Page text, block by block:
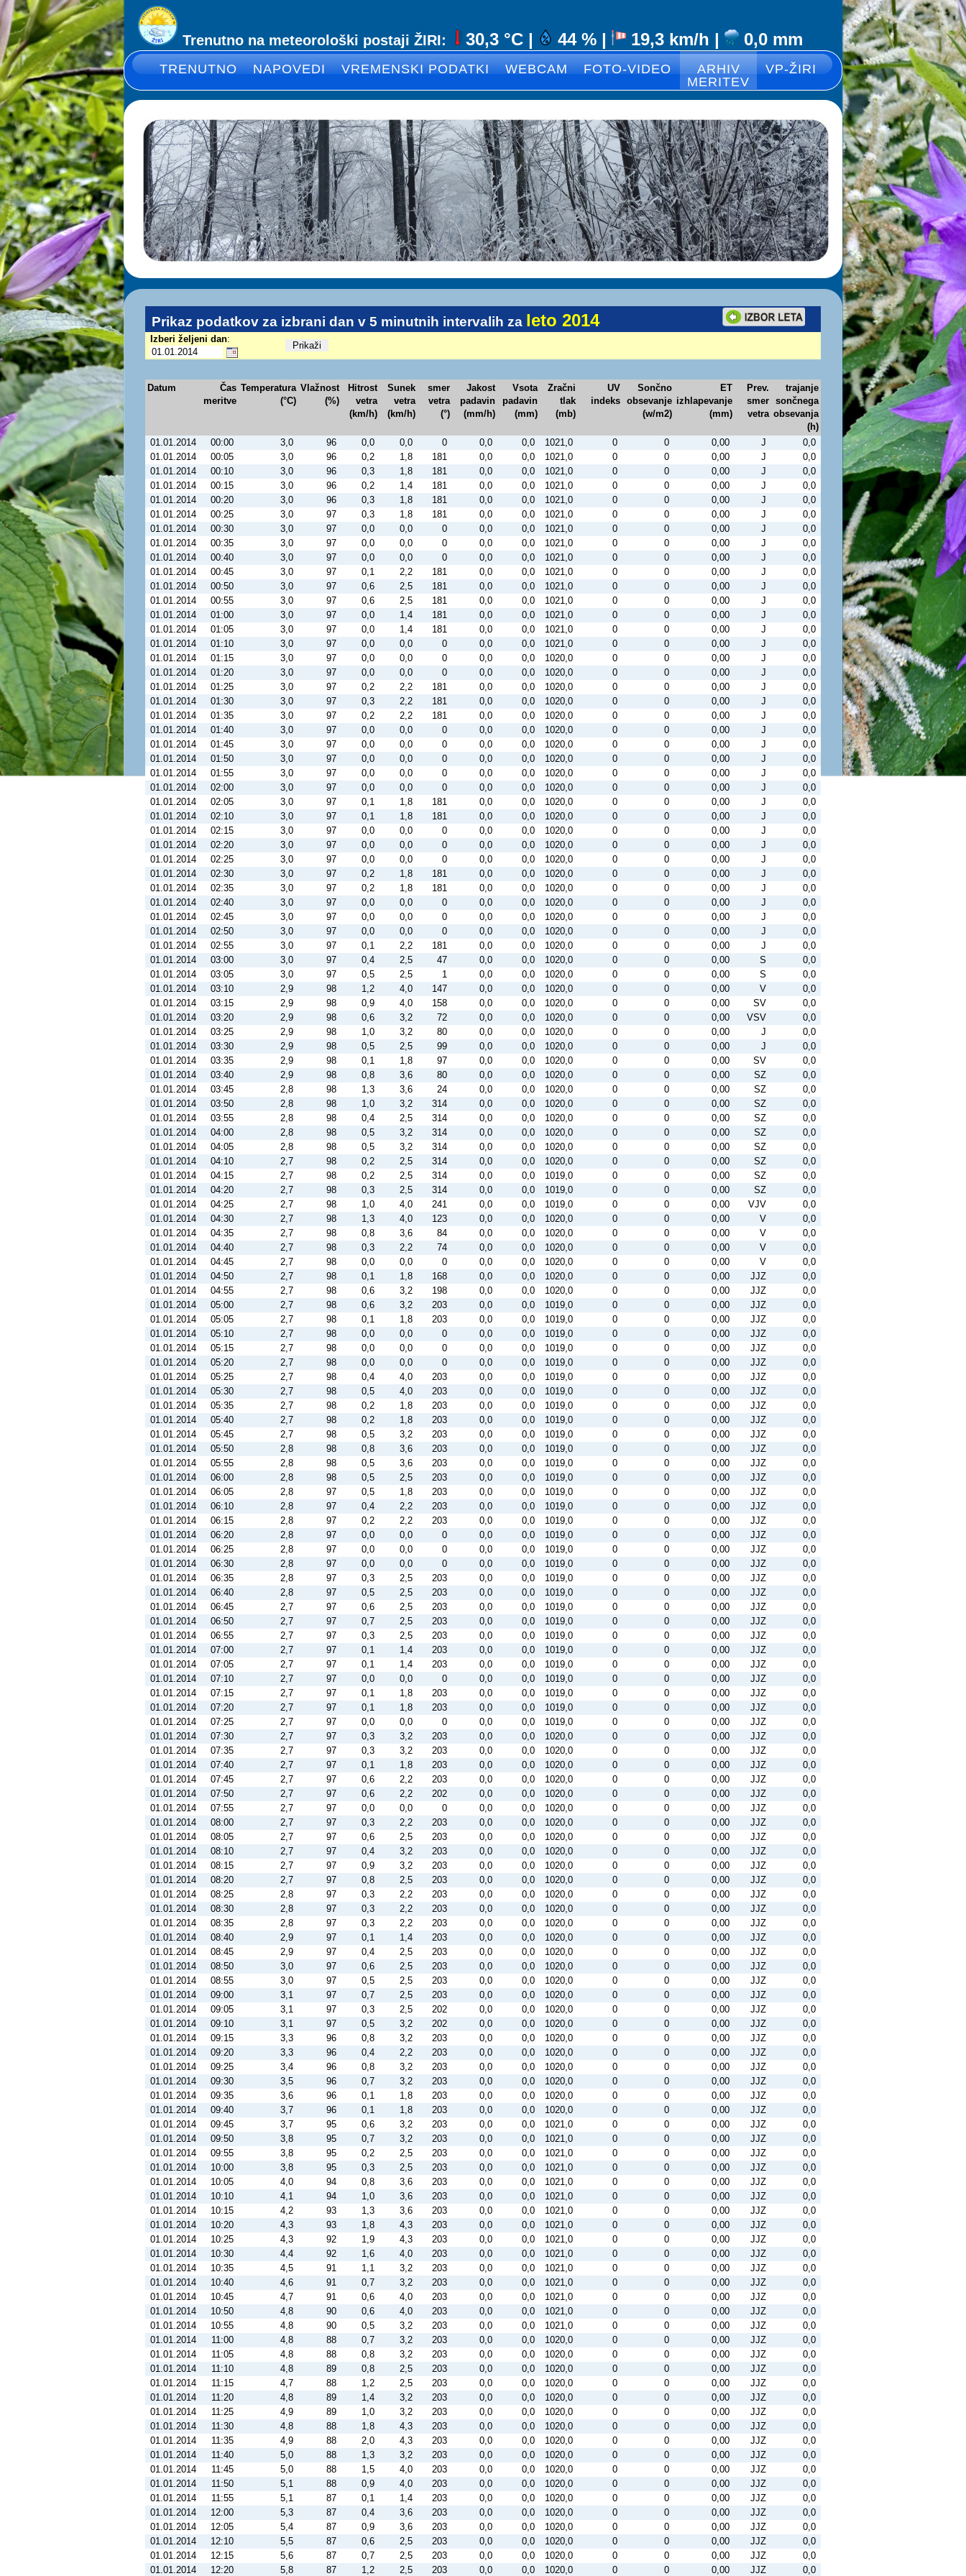
Trenutno na meteorološki postaji ŽIRI: 30,3 °C | 44 % | 19,3 km/h | 0,0 mm
TRENUTNO NAPOVEDI VREMENSKI PODATKI WEBCAM FOTO-VIDEO
ARHIV
MERITEV
VP-ŽIRI
Prikaz podatkov za izbrani dan v5 minutnih intervalih za leto 2014... ... .........................-
Izberi željeni dan:
Datum
Čas
meritve
Temperatura
(°C)
Vlažnost
(%)
Hitrost
vetra
(km/h)
Sunek
vetra
(km/h)
smer
vetra
(°)
Jakost
padavin
(mm/h)
Vsota
padavin
(mm)
Zračni
tlak
(mb)
UV
indeks
Sončno
obsevanje
(w/m2)
ET
izhlapevanje
(mm)
Prev.
smer
vetra
trajanje
sončnega
obsevanja
(h)
01.01.2014
00:00 3,0 96 0,0 0,0 0 0,0 0,0 1021,0 0 0 0,00 J
0,0
01.01.2014
00:05 3,0 96 0,2 1,8 181 0,0 0,0 1021,0 0 0 0,00 J
0,0
01.01.2014
00:10 3,0 96 0,3 1,8 181 0,0 0,0 1021,0 0 0 0,00 J
0,0
01.01.2014
00:15 3,0 96 0,2 1,4 181 0,0 0,0 1021,0 0 0 0,00 J
0,0
01.01.2014
00:20 3,0 96 0,3 1,8 181 0,0 0,0 1021,0 0 0 0,00 J
0,0
01.01.2014
00:25 3,0 97 0,3 1,8 181 0,0 0,0 1021,0 0 0 0,00 J
0,0
01.01.2014
00:30 3,0 97 0,0 0,0 0 0,0 0,0 1021,0 0 0 0,00 J
0,0
01.01.2014
00:35 3,0 97 0,0 0,0 0 0,0 0,0 1021,0 0 0 0,00 J
0,0
01.01.2014
00:40 3,0 97 0,0 0,0 0 0,0 0,0 1021,0 0 0 0,00 J
0,0
01.01.2014
00:45 3,0 97 0,1 2,2 181 0,0 0,0 1021,0 0 0 0,00 J
0,0
01.01.2014
00:50 3,0 97 0,6 2,5 181 0,0 0,0 1021,0 0 0 0,00 J
0,0
01.01.2014
00:55 3,0 97 0,6 2,5 181 0,0 0,0 1021,0 0 0 0,00 J
0,0
01.01.2014
01:00 3,0 97 0,0 1,4 181 0,0 0,0 1021,0 0 0 0,00 J
0,0
01.01.2014
01:05 3,0 97 0,0 1,4 181 0,0 0,0 1021,0 0 0 0,00 J
0,0
01.01.2014
01:10 3,0 97 0,0 0,0 0 0,0 0,0 1021,0 0 0 0,00 J
0,0
01.01.2014
01:15 3,0 97 0,0 0,0 0 0,0 0,0 1020,0 0 0 0,00 J
0,0
01.01.2014
01:20 3,0 97 0,0 0,0 0 0,0 0,0 1020,0 0 0 0,00 J
0,0
01.01.2014
01:25 3,0 97 0,2 2,2 181 0,0 0,0 1020,0 0 0 0,00 J
0,0
01.01.2014
01:30 3,0 97 0,3 2,2 181 0,0 0,0 1020,0 0 0 0,00 J
0,0
01.01.2014
01:35 3,0 97 0,2 2,2 181 0,0 0,0 1020,0 0 0 0,00 J
0,0
01.01.2014
01:40 3,0 97 0,0 0,0 0 0,0 0,0 1020,0 0 0 0,00 J
0,0
01.01.2014
01:45 3,0 97 0,0 0,0 0 0,0 0,0 1020,0 0 0 0,00 J
0,0
01.01.2014
01:50 3,0 97 0,0 0,0 0 0,0 0,0 1020,0 0 0 0,00 J
0,0
01.01.2014
01:55 3,0 97 0,0 0,0 0 0,0 0,0 1020,0 0 0 0,00 J
0,0
01.01.2014
02:00 3,0 97 0,0 0,0 0 0,0 0,0 1020,0 0 0 0,00 J
0,0
01.01.2014
02:05 3,0 97 0,1 1,8 181 0,0 0,0 1020,0 0 0 0,00 J
0,0
01.01.2014
02:10 3,0 97 0,1 1,8 181 0,0 0,0 1020,0 0 0 0,00 J
0,0
01.01.2014
02:15 3,0 97 0,0 0,0 0 0,0 0,0 1020,0 0 0 0,00 J
0,0
01.01.2014
02:20 3,0 97 0,0 0,0 0 0,0 0,0 1020,0 0 0 0,00 J
0,0
01.01.2014
02:25 3,0 97 0,0 0,0 0 0,0 0,0 1020,0 0 0 0,00 J
0,0
01.01.2014
02:30 3,0 97 0,2 1,8 181 0,0 0,0 1020,0 0 0 0,00 J
0,0
01.01.2014
02:35 3,0 97 0,2 1,8 181 0,0 0,0 1020,0 0 0 0,00 J
0,0
01.01.2014
02:40 3,0 97 0,0 0,0 0 0,0 0,0 1020,0 0 0 0,00 J
0,0
01.01.2014
02:45 3,0 97 0,0 0,0 0 0,0 0,0 1020,0 0 0 0,00 J
0,0
01.01.2014
02:50 3,0 97 0,0 0,0 0 0,0 0,0 1020,0 0 0 0,00 J
0,0
01.01.2014
02:55 3,0 97 0,1 2,2 181 0,0 0,0 1020,0 0 0 0,00 J
0,0
01.01.2014
03:00 3,0 97 0,4 2,5 47 0,0 0,0 1020,0 0 0 0,00 S
0,0
01.01.2014
03:05 3,0 97 0,5 2,5 1 0,0 0,0 1020,0 0 0 0,00 S
0,0
01.01.2014
03:10 2,9 98 1,2 4,0 147 0,0 0,0 1020,0 0 0 0,00 V
0,0
01.01.2014
03:15 2,9 98 0,9 4,0 158 0,0 0,0 1020,0 0 0 0,00 SV
0,0
01.01.2014
03:20 2,9 98 0,6 3,2 72 0,0 0,0 1020,0 0 0 0,00 VSV
0,0
01.01.2014
03:25 2,9 98 1,0 3,2 80 0,0 0,0 1020,0 0 0 0,00 J
0,0
01.01.2014
03:30 2,9 98 0,5 2,5 99 0,0 0,0 1020,0 0 0 0,00 J
0,0
01.01.2014
03:35 2,9 98 0,1 1,8 97 0,0 0,0 1020,0 0 0 0,00 SV
0,0
01.01.2014
03:40 2,9 98 0,8 3,6 80 0,0 0,0 1020,0 0 0 0,00 SZ
0,0
01.01.2014
03:45 2,8 98 1,3 3,6 24 0,0 0,0 1020,0 0 0 0,00 SZ
0,0
01.01.2014
03:50 2,8 98 1,0 3,2 314 0,0 0,0 1020,0 0 0 0,00 SZ
0,0
01.01.2014
03:55 2,8 98 0,4 2,5 314 0,0 0,0 1020,0 0 0 0,00 SZ
0,0
01.01.2014
04:00 2,8 98 0,5 3,2 314 0,0 0,0 1020,0 0 0 0,00 SZ
0,0
01.01.2014
04:05 2,8 98 0,5 3,2 314 0,0 0,0 1020,0 0 0 0,00 SZ
0,0
01.01.2014
04:10 2,7 98 0,2 2,5 314 0,0 0,0 1020,0 0 0 0,00 SZ
0,0
01.01.2014
04:15 2,7 98 0,2 2,5 314 0,0 0,0 1019,0 0 0 0,00 SZ
0,0
01.01.2014
04:20 2,7 98 0,3 2,5 314 0,0 0,0 1019,0 0 0 0,00 SZ
0,0
01.01.2014
04:25 2,7 98 1,0 4,0 241 0,0 0,0 1019,0 0 0 0,00 VJV
0,0
01.01.2014
04:30 2,7 98 1,3 4,0 123 0,0 0,0 1020,0 0 0 0,00 V
0,0
01.01.2014
04:35 2,7 98 0,8 3,6 84 0,0 0,0 1020,0 0 0 0,00 V
0,0
01.01.2014
04:40 2,7 98 0,3 2,2 74 0,0 0,0 1020,0 0 0 0,00 V
0,0
01.01.2014
04:45 2,7 98 0,0 0,0 0 0,0 0,0 1020,0 0 0 0,00 V
0,0
01.01.2014
04:50 2,7 98 0,1 1,8 168 0,0 0,0 1020,0 0 0 0,00 JJZ
0,0
01.01.2014
04:55 2,7 98 0,6 3,2 198 0,0 0,0 1020,0 0 0 0,00 JJZ
0,0
01.01.2014
05:00 2,7 98 0,6 3,2 203 0,0 0,0 1019,0 0 0 0,00 JJZ
0,0
01.01.2014
05:05 2,7 98 0,1 1,8 203 0,0 0,0 1019,0 0 0 0,00 JJZ
0,0
01.01.2014
05:10 2,7 98 0,0 0,0 0 0,0 0,0 1019,0 0 0 0,00 JJZ
0,0
01.01.2014
05:15 2,7 98 0,0 0,0 0 0,0 0,0 1019,0 0 0 0,00 JJZ
0,0
01.01.2014
05:20 2,7 98 0,0 0,0 0 0,0 0,0 1019,0 0 0 0,00 JJZ
0,0
01.01.2014
05:25 2,7 98 0,4 4,0 203 0,0 0,0 1019,0 0 0 0,00 JJZ
0,0
01.01.2014
05:30 2,7 98 0,5 4,0 203 0,0 0,0 1019,0 0 0 0,00 JJZ
0,0
01.01.2014
05:35 2,7 98 0,2 1,8 203 0,0 0,0 1019,0 0 0 0,00 JJZ
0,0
01.01.2014
05:40 2,7 98 0,2 1,8 203 0,0 0,0 1019,0 0 0 0,00 JJZ
0,0
01.01.2014
05:45 2,7 98 0,5 3,2 203 0,0 0,0 1019,0 0 0 0,00 JJZ
0,0
01.01.2014
05:50 2,8 98 0,8 3,6 203 0,0 0,0 1019,0 0 0 0,00 JJZ
0,0
01.01.2014
05:55 2,8 98 0,5 3,6 203 0,0 0,0 1019,0 0 0 0,00 JJZ
0,0
01.01.2014
06:00 2,8 98 0,5 2,5 203 0,0 0,0 1019,0 0 0 0,00 JJZ
0,0
01.01.2014
06:05 2,8 97 0,5 1,8 203 0,0 0,0 1019,0 0 0 0,00 JJZ
0,0
01.01.2014
06:10 2,8 97 0,4 2,2 203 0,0 0,0 1019,0 0 0 0,00 JJZ
0,0
01.01.2014
06:15 2,8 97 0,2 2,2 203 0,0 0,0 1019,0 0 0 0,00 JJZ
0,0
01.01.2014
06:20 2,8 97 0,0 0,0 0 0,0 0,0 1019,0 0 0 0,00 JJZ
0,0
01.01.2014
06:25 2,8 97 0,0 0,0 0 0,0 0,0 1019,0 0 0 0,00 JJZ
0,0
01.01.2014
06:30 2,8 97 0,0 0,0 0 0,0 0,0 1019,0 0 0 0,00 JJZ
0,0
01.01.2014
06:35 2,8 97 0,3 2,5 203 0,0 0,0 1019,0 0 0 0,00 JJZ
0,0
01.01.2014
06:40 2,8 97 0,5 2,5 203 0,0 0,0 1019,0 0 0 0,00 JJZ
0,0
01.01.2014
06:45 2,7 97 0,6 2,5 203 0,0 0,0 1019,0 0 0 0,00 JJZ
0,0
01.01.2014
06:50 2,7 97 0,7 2,5 203 0,0 0,0 1019,0 0 0 0,00 JJZ
0,0
01.01.2014
06:55 2,7 97 0,3 2,5 203 0,0 0,0 1019,0 0 0 0,00 JJZ
0,0
01.01.2014
07:00 2,7 97 0,1 1,4 203 0,0 0,0 1019,0 0 0 0,00 JJZ
0,0
01.01.2014
07:05 2,7 97 0,1 1,4 203 0,0 0,0 1019,0 0 0 0,00 JJZ
0,0
01.01.2014
07:10 2,7 97 0,0 0,0 0 0,0 0,0 1019,0 0 0 0,00 JJZ
0,0
01.01.2014
07:15 2,7 97 0,1 1,8 203 0,0 0,0 1019,0 0 0 0,00 JJZ
0,0
01.01.2014
07:20 2,7 97 0,1 1,8 203 0,0 0,0 1019,0 0 0 0,00 JJZ
0,0
01.01.2014
07:25 2,7 97 0,0 0,0 0 0,0 0,0 1019,0 0 0 0,00 JJZ
0,0
01.01.2014
07:30 2,7 97 0,3 3,2 203 0,0 0,0 1020,0 0 0 0,00 JJZ
0,0
01.01.2014
07:35 2,7 97 0,3 3,2 203 0,0 0,0 1020,0 0 0 0,00 JJZ
0,0
01.01.2014
07:40 2,7 97 0,1 1,8 203 0,0 0,0 1020,0 0 0 0,00 JJZ
0,0
01.01.2014
07:45 2,7 97 0,6 2,2 203 0,0 0,0 1020,0 0 0 0,00 JJZ
0,0
01.01.2014
07:50 2,7 97 0,6 2,2 202 0,0 0,0 1020,0 0 0 0,00 JJZ
0,0
01.01.2014
07:55 2,7 97 0,0 0,0 0 0,0 0,0 1020,0 0 0 0,00 JJZ
0,0
01.01.2014
08:00 2,7 97 0,3 2,2 203 0,0 0,0 1020,0 0 0 0,00 JJZ
0,0
01.01.2014
08:05 2,7 97 0,6 2,5 203 0,0 0,0 1020,0 0 0 0,00 JJZ
0,0
01.01.2014
08:10 2,7 97 0,4 3,2 203 0,0 0,0 1020,0 0 0 0,00 JJZ
0,0
01.01.2014
08:15 2,7 97 0,9 3,2 203 0,0 0,0 1020,0 0 0 0,00 JJZ
0,0
01.01.2014
08:20 2,7 97 0,8 2,5 203 0,0 0,0 1020,0 0 0 0,00 JJZ
0,0
01.01.2014
08:25 2,8 97 0,3 2,2 203 0,0 0,0 1020,0 0 0 0,00 JJZ
0,0
01.01.2014
08:30 2,8 97 0,3 2,2 203 0,0 0,0 1020,0 0 0 0,00 JJZ
0,0
01.01.2014
08:35 2,8 97 0,3 2,2 203 0,0 0,0 1020,0 0 0 0,00 JJZ
0,0
01.01.2014
08:40 2,9 97 0,1 1,4 203 0,0 0,0 1020,0 0 0 0,00 JJZ
0,0
01.01.2014
08:45 2,9 97 0,4 2,5 203 0,0 0,0 1020,0 0 0 0,00 JJZ
0,0
01.01.2014
08:50 3,0 97 0,6 2,5 203 0,0 0,0 1020,0 0 0 0,00 JJZ
0,0
01.01.2014
08:55 3,0 97 0,5 2,5 203 0,0 0,0 1020,0 0 0 0,00 JJZ
0,0
01.01.2014
09:00 3,1 97 0,7 2,5 203 0,0 0,0 1020,0 0 0 0,00 JJZ
0,0
01.01.2014
09:05 3,1 97 0,3 2,5 202 0,0 0,0 1020,0 0 0 0,00 JJZ
0,0
01.01.2014
09:10 3,1 97 0,5 3,2 202 0,0 0,0 1020,0 0 0 0,00 JJZ
0,0
01.01.2014
09:15 3,3 96 0,8 3,2 203 0,0 0,0 1020,0 0 0 0,00 JJZ
0,0
01.01.2014
09:20 3,3 96 0,4 2,2 203 0,0 0,0 1020,0 0 0 0,00 JJZ
0,0
01.01.2014
09:25 3,4 96 0,8 3,2 203 0,0 0,0 1020,0 0 0 0,00 JJZ
0,0
01.01.2014
09:30 3,5 96 0,7 3,2 203 0,0 0,0 1020,0 0 0 0,00 JJZ
0,0
01.01.2014
09:35 3,6 96 0,1 1,8 203 0,0 0,0 1020,0 0 0 0,00 JJZ
0,0
01.01.2014
09:40 3,7 96 0,1 1,8 203 0,0 0,0 1020,0 0 0 0,00 JJZ
0,0
01.01.2014
09:45 3,7 95 0,6 3,2 203 0,0 0,0 1021,0 0 0 0,00 JJZ
0,0
01.01.2014
09:50 3,8 95 0,7 3,2 203 0,0 0,0 1021,0 0 0 0,00 JJZ
0,0
01.01.2014
09:55 3,8 95 0,2 2,5 203 0,0 0,0 1021,0 0 0 0,00 JJZ
0,0
01.01.2014
10:00 3,8 95 0,3 2,5 203 0,0 0,0 1021,0 0 0 0,00 JJZ
0,0
01.01.2014
10:05 4,0 94 0,8 3,6 203 0,0 0,0 1021,0 0 0 0,00 JJZ
0,0
01.01.2014
10:10 4,1 94 1,0 3,6 203 0,0 0,0 1021,0 0 0 0,00 JJZ
0,0
01.01.2014
10:15 4,2 93 1,3 3,6 203 0,0 0,0 1021,0 0 0 0,00 JJZ
0,0
01.01.2014
10:20 4,3 93 1,8 4,3 203 0,0 0,0 1021,0 0 0 0,00 JJZ
0,0
01.01.2014
10:25 4,3 92 1,9 4,3 203 0,0 0,0 1021,0 0 0 0,00 JJZ
0,0
01.01.2014
10:30 4,4 92 1,6 4,0 203 0,0 0,0 1021,0 0 0 0,00 JJZ
0,0
01.01.2014
10:35 4,5 91 1,1 3,2 203 0,0 0,0 1021,0 0 0 0,00 JJZ
0,0
01.01.2014
10:40 4,6 91 0,7 3,2 203 0,0 0,0 1021,0 0 0 0,00 JJZ
0,0
01.01.2014
10:45 4,7 91 0,6 4,0 203 0,0 0,0 1021,0 0 0 0,00 JJZ
0,0
01.01.2014
10:50 4,8 90 0,6 4,0 203 0,0 0,0 1021,0 0 0 0,00 JJZ
0,0
01.01.2014
10:55 4,8 90 0,5 3,2 203 0,0 0,0 1021,0 0 0 0,00 JJZ
0,0
01.01.2014
11:00 4,8 88 0,7 3,2 203 0,0 0,0 1020,0 0 0 0,00 JJZ
0,0
01.01.2014
11:05 4,8 88 0,8 3,2 203 0,0 0,0 1020,0 0 0 0,00 JJZ
0,0
01.01.2014
11:10 4,8 89 0,8 2,5 203 0,0 0,0 1020,0 0 0 0,00 JJZ
0,0
01.01.2014
11:15 4,7 88 1,2 2,5 203 0,0 0,0 1020,0 0 0 0,00 JJZ
0,0
01.01.2014
11:20 4,8 89 1,4 3,2 203 0,0 0,0 1020,0 0 0 0,00 JJZ
0,0
01.01.2014
11:25 4,9 89 1,0 3,2 203 0,0 0,0 1020,0 0 0 0,00 JJZ
0,0
01.01.2014
11:30 4,8 88 1,8 4,3 203 0,0 0,0 1020,0 0 0 0,00 JJZ
0,0
01.01.2014
11:35 4,9 88 2,0 4,3 203 0,0 0,0 1020,0 0 0 0,00 JJZ
0,0
01.01.2014
11:40 5,0 88 1,3 3,2 203 0,0 0,0 1020,0 0 0 0,00 JJZ
0,0
01.01.2014
11:45 5,0 88 1,5 4,0 203 0,0 0,0 1020,0 0 0 0,00 JJZ
0,0
01.01.2014
11:50 5,1 88 0,9 4,0 203 0,0 0,0 1020,0 0 0 0,00 JJZ
0,0
01.01.2014
11:55 5,1 87 0,1 1,4 203 0,0 0,0 1020,0 0 0 0,00 JJZ
0,0
01.01.2014
12:00 5,3 87 0,4 3,6 203 0,0 0,0 1020,0 0 0 0,00 JJZ
0,0
01.01.2014
12:05 5,4 87 0,9 3,6 203 0,0 0,0 1020,0 0 0 0,00 JJZ
0,0
01.01.2014
12:10 5,5 87 0,6 2,5 203 0,0 0,0 1020,0 0 0 0,00 JJZ
0,0
01.01.2014
12:15 5,6 87 0,7 2,5 203 0,0 0,0 1020,0 0 0 0,00 JJZ
0,0
01.01.2014
12:20 5,8 87 1,2 2,5 203 0,0 0,0 1020,0 0 0 0,00 JJZ 0,0